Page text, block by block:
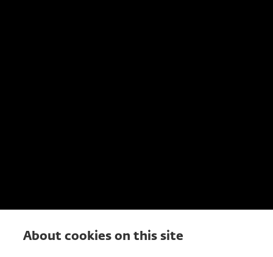
About cookies on this site